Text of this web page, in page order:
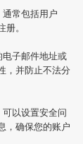
通常包括用户
。
子邮件地址或
，并防止不法分
以设置安全问
，确保您的账户